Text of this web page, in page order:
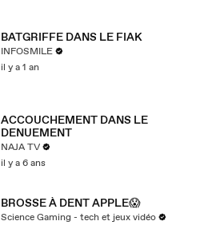
BATGRIFFE DANS LE FIAK
INFOSMILE
il y a 1 an
ACCOUCHEMENT DANS LE
DENUEMENT
NAJA TV
il y a 6 ans
BROSSE À DENT APPLE😱
Science Gaming - tech et jeux vidéo